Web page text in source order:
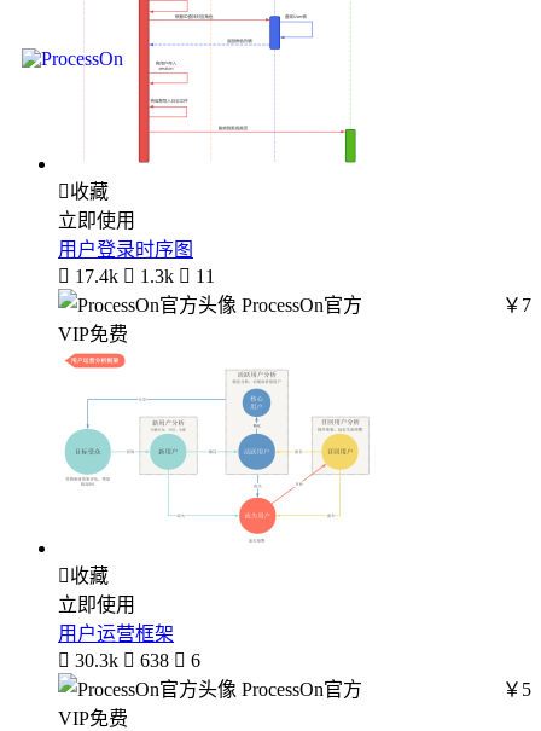
收藏
立即使用
用户登录时序图
 17.4k  1.3k  11
ProcessOn官方
￥7
VIP免费
收藏
立即使用
用户运营框架
 30.3k  638  6
ProcessOn官方
￥5
VIP免费